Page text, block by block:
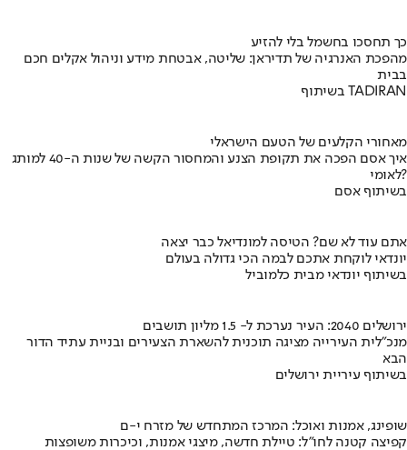
כך תחסכו בחשמל בלי להזיע
מהפכת האנרגיה של תדיראן: שליטה, אבטחת מידע וניהול אקלים חכם
בבית
בשיתוף TADIRAN
מאחורי הקלעים של הטעם הישראלי
איך אסם הפכה את תקופת הצנע והמחסור הקשה של שנות ה-40 למותג
לאומי?
בשיתוף אסם
אתם עוד לא שם? הטיסה למונדיאל כבר יצאה
יונדאי לוקחת אתכם לבמה הכי גדולה בעולם
בשיתוף יונדאי מבית כלמוביל
ירושלים 2040: העיר נערכת ל- 1.5 מליון תושבים
מנכ"לית העירייה מציגה תוכנית להשארת הצעירים ובניית עתיד הדור
הבא
בשיתוף עיריית ירושלים
שופינג, אמנות ואוכל: המרכז המתחדש של מזרח י-ם
קפיצה קטנה לחו"ל: טיילת חדשה, מיצגי אמנות, וכיכרות משופצות